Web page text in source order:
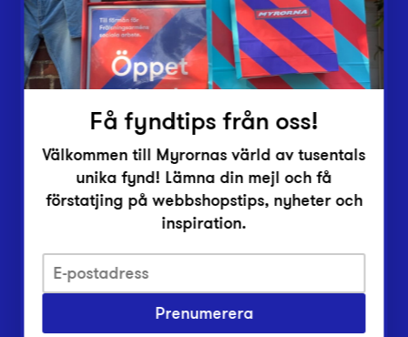
Inlämningsplatser
Om Myrorna
Lediga jobb
Pressrum
Integritetsskyddspolicy
Har du frågor om onlineköp, leverans eller retur?
Få fyndtips från oss!
Välkommen till Myrornas värld av tusentals
unika fynd! Lämna din mejl och få
förstatjing på webbshopstips, nyheter och
inspiration.
Prenumerera